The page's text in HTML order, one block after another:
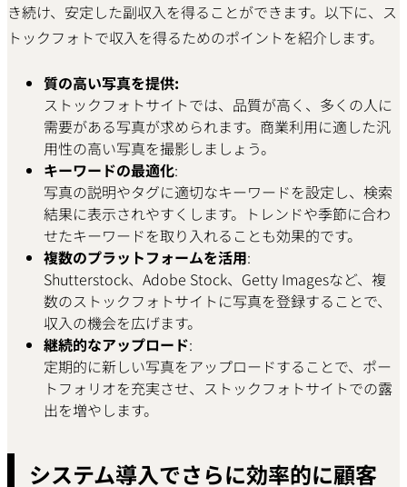
き続け、安定した副収入を得ることができます。以下に、ス
トックフォトで収入を得るためのポイントを紹介します。
質の高い写真を提供:
ストックフォトサイトでは、品質が高く、多くの人に
需要がある写真が求められます。商業利用に適した汎
用性の高い写真を撮影しましょう。
キーワードの最適化:
写真の説明やタグに適切なキーワードを設定し、検索
結果に表示されやすくします。トレンドや季節に合わ
せたキーワードを取り入れることも効果的です。
複数のプラットフォームを活用:
Shutterstock、Adobe Stock、Getty Imagesなど、複
数のストックフォトサイトに写真を登録することで、
収入の機会を広げます。
継続的なアップロード:
定期的に新しい写真をアップロードすることで、ポー
トフォリオを充実させ、ストックフォトサイトでの露
出を増やします。
システム導入でさらに効率的に顧客